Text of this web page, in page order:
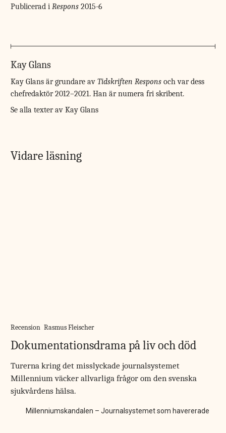
Publicerad iRespons 2015-6
Kay Glans
Kay Glans är grundare avTidskriften Respons och var dess
chefredaktör 2012–2021. Han är numera fri skribent.
Se alla texter av Kay Glans
Vidare läsning
Recension Rasmus Fleischer
Dokumentationsdrama på liv och död
Turerna kring det misslyckade journalsystemet
Millennium väcker allvarliga frågor om den svenska
sjukvårdens hälsa.
Millenniumskandalen – Journalsystemet som havererade